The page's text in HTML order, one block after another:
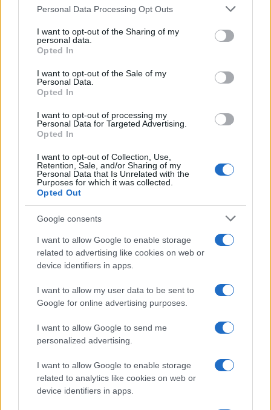
This information may also be disclosed by us to third parties
disclose it to other third parties.
Please note that this website/app uses one or more Google
services and may gather and store information including but
not limited to your visit or usage behaviour. You may click to
grant or deny consent to Google and its third-party tags to
consent section.
Personal Data Processing Opt Outs
I want to opt-out of the Sharing of my
personal data.
Opted In
I want to opt-out of the Sale of my
Personal Data.
Opted In
I want to opt-out of processing my
Personal Data for Targeted Advertising.
Opted In
I want to opt-out of Collection, Use,
Retention, Sale, and/or Sharing of my
Personal Data that Is Unrelated with the
Purposes for which it was collected.
Opted Out
Google consents
I want to allow Google to enable storage
related to advertising like cookies on web or
device identifiers in apps.
I want to allow my user data to be sent to
Google for online advertising purposes.
I want to allow Google to send me
personalized advertising.
I want to allow Google to enable storage
related to analytics like cookies on web or
device identifiers in apps.